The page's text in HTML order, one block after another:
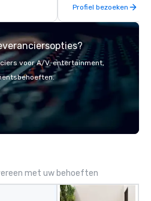
offsites. Whether
think like a Silicon
world's fastest-
or walk away with a
innovation playbook,
seniority, and
Profiel bezoeken
voor A/V, entertainment,
met uw behoeften